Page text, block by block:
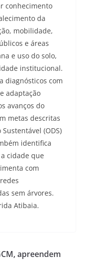
conhecimento
da
mobilidade,
e áreas
e uso do solo,
institucional.
diagnósticos com
adaptação
avanços do
metas descritas
(ODS)
identifica
cidade que
com
sem árvores.
Atibaia.
apreendem